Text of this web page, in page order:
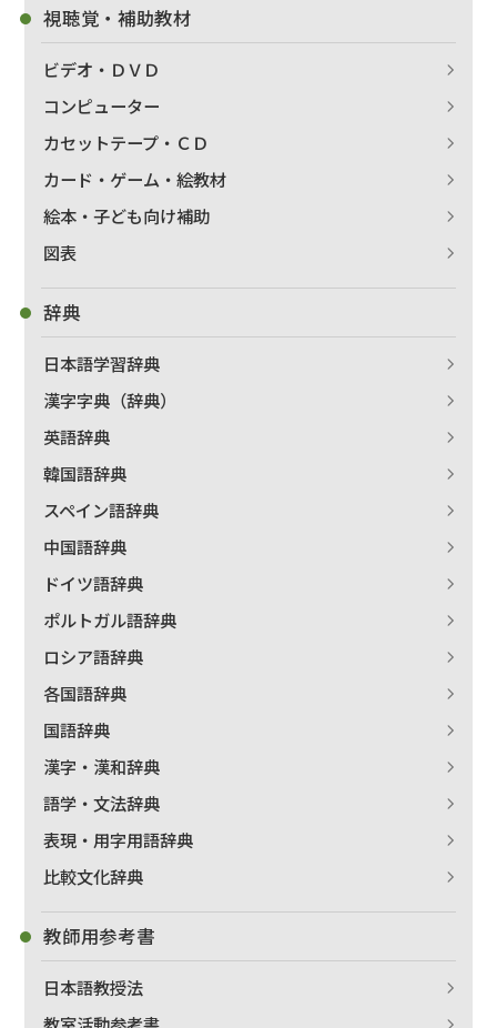
視聴覚・補助教材
ビデオ・ＤＶＤ
コンピューター
カセットテープ・ＣＤ
カード・ゲーム・絵教材
絵本・子ども向け補助
図表
辞典
日本語学習辞典
漢字字典（辞典）
英語辞典
韓国語辞典
スペイン語辞典
中国語辞典
ドイツ語辞典
ポルトガル語辞典
ロシア語辞典
各国語辞典
国語辞典
漢字・漢和辞典
語学・文法辞典
表現・用字用語辞典
比較文化辞典
教師用参考書
日本語教授法